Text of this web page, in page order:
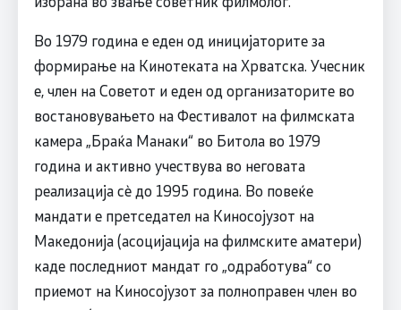
Во 1979 година е еден од иницијаторите за
формирање на Кинотеката на Хрватска. Учесник
е, член на Советот и еден од организаторите во
востановувањето на Фестивалот на филмската
камера „Браќа Манаки“ во Битола во 1979
година и активно учествува во неговата
реализација сѐ до 1995 година. Во повеќе
мандати е претседател на Киносојузот на
Македонија (асоцијација на филмските аматери)
каде последниот мандат го „одработува“ со
приемот на Киносојузот за полноправен член во